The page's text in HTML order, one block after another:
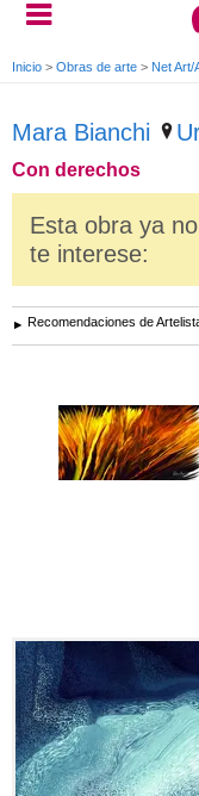
Inicio > Obras de arte > Net Art/
Mara Bianchi
Con derechos
Esta obra ya
te interese:
Recomendaciones de